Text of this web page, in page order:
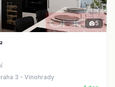
5
3 - Vinohrady